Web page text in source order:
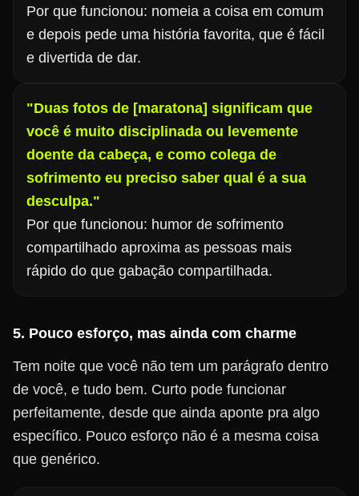
Por que funcionou: nomeia a coisa em comum
e depois pede uma história favorita, que é fácil
e divertida de dar.
"Duas fotos de [maratona] significam que
você é muito disciplinada ou levemente
doente da cabeça, e como colega de
sofrimento eu preciso saber qual é a sua
desculpa."
Por que funcionou: humor de sofrimento
compartilhado aproxima as pessoas mais
rápido do que gabação compartilhada.
5. Pouco esforço, mas ainda com charme
Tem noite que você não tem um parágrafo dentro
de você, e tudo bem. Curto pode funcionar
perfeitamente, desde que ainda aponte pra algo
específico. Pouco esforço não é a mesma coisa
que genérico.